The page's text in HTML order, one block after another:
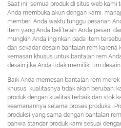
Saat ini, semua produk di situs web kami
Anda membuka akun dengan kami,
memberi Anda waktu tunggu pesanan
item yang Anda beli.’telah Anda pesan,
mungkin Anda inginkan pada item
dari sekadar desain bantalan rem
kemasan khusus untuk bantalan rem
desain jika Anda tidak memiliki tim
Baik Anda memesan bantalan rem
khusus, kualitasnya tidak akan berubah:
produk dengan kualitas terbaik dan stok
keamanannya selama proses produksi.
produksi yang sama dengan bantalan
bahwa standar produk kami sesuai